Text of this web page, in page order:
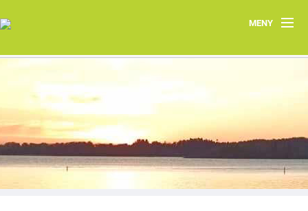
MENY
Hem
Kontakt
Aktuellt